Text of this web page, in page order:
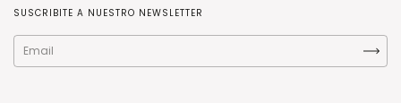
SUSCRIBITE A NUESTRO NEWSLETTER